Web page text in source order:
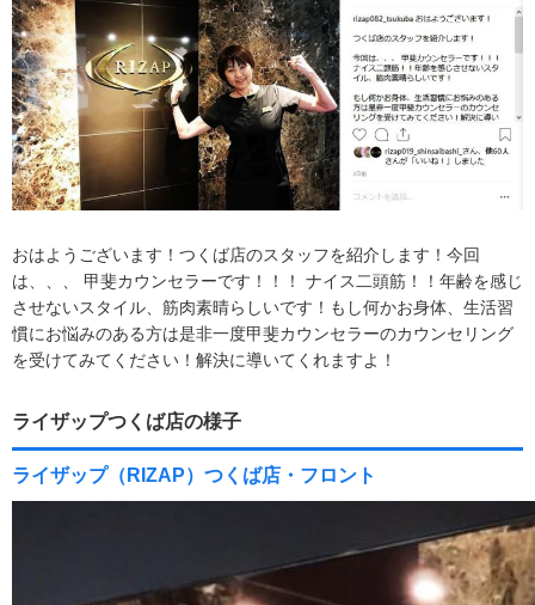
おはようございます！つくば店のスタッフを紹介します！今回
は、、、 甲斐カウンセラーです！！！ ナイス二頭筋！！年齢を感じ
させないスタイル、筋肉素晴らしいです！もし何かお身体、生活習
慣にお悩みのある方は是非一度甲斐カウンセラーのカウンセリング
を受けてみてください！解決に導いてくれますよ！
ライザップつくば店の様子
ライザップ（RIZAP）つくば店・フロント